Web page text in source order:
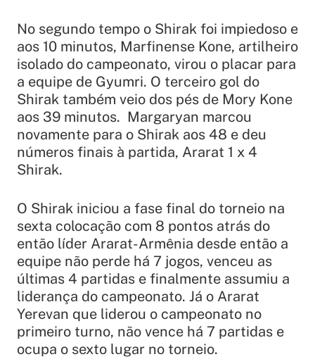
No segundo tempo o Shirak foi impiedoso e
aos 10 minutos, Marfinense Kone, artilheiro
isolado do campeonato, virou o placar para
a equipe de Gyumri. O terceiro gol do
Shirak também veio dos pés de Mory Kone
aos 39 minutos. Margaryan marcou
novamente para o Shirak aos 48 e deu
números finais à partida, Ararat 1 x 4
Shirak.
O Shirak iniciou a fase final do torneio na
sexta colocação com 8 pontos atrás do
então líder Ararat-Armênia desde então a
equipe não perde há 7 jogos, venceu as
últimas 4 partidas e finalmente assumiu a
liderança do campeonato. Já o Ararat
Yerevan que liderou o campeonato no
primeiro turno, não vence há 7 partidas e
ocupa o sexto lugar no torneio.